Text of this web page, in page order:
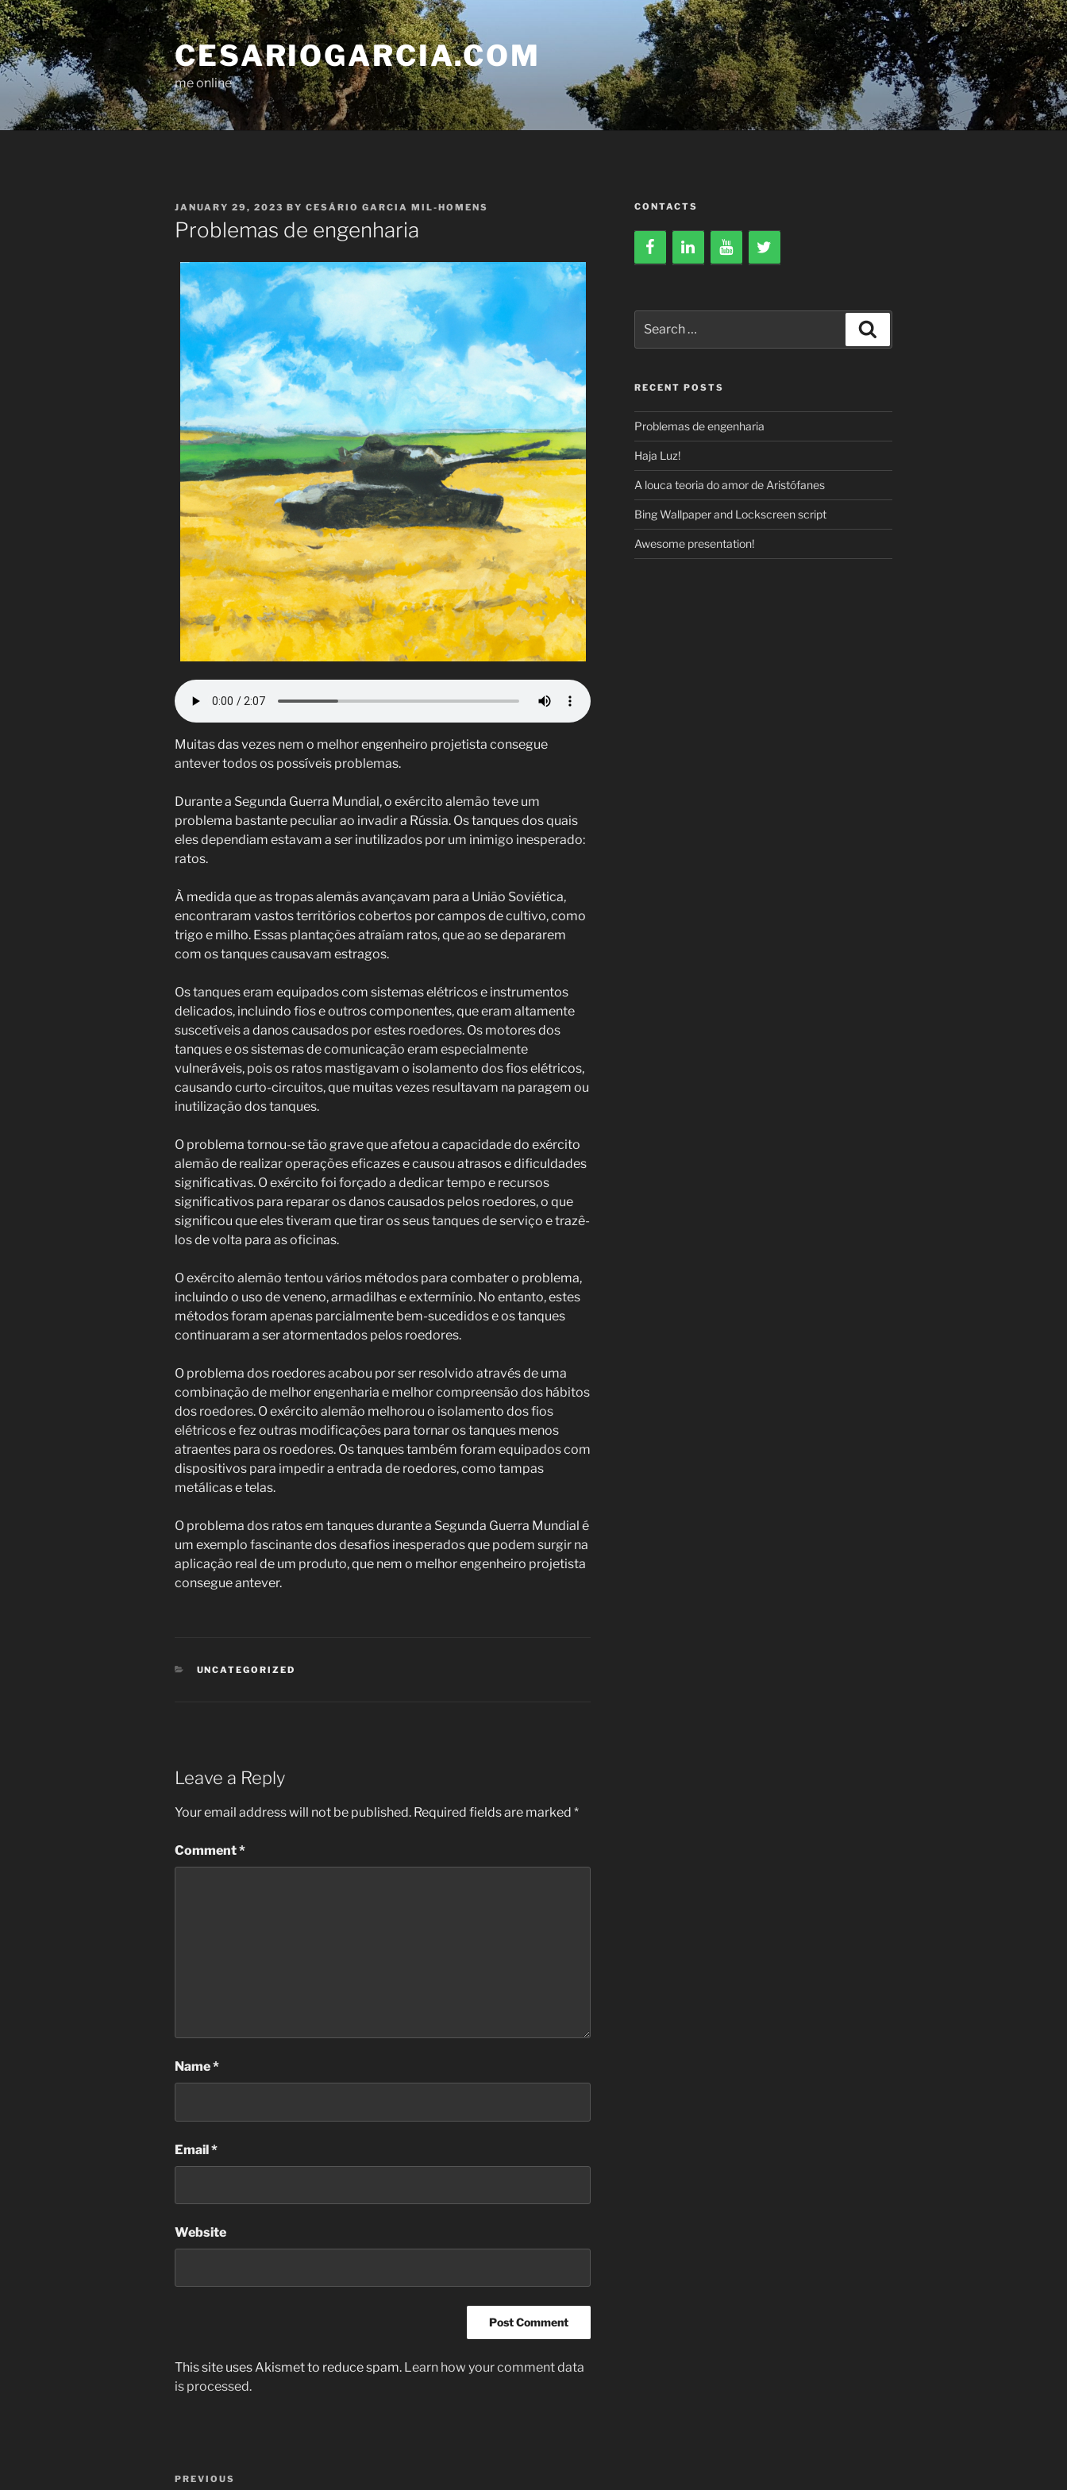
Skip
to
content
CESARIOGARCIA.COM
me online
POSTED
ON
JANUARY 29, 2023 BY CESÁRIO GARCIA MIL-HOMENS
Problemas de engenharia
Muitas das vezes nem o melhor engenheiro projetista consegue
antever todos os possíveis problemas.
Durante a Segunda Guerra Mundial, o exército alemão teve um
problema bastante peculiar ao invadir a Rússia. Os tanques dos quais
eles dependiam estavam a ser inutilizados por um inimigo inesperado:
ratos.
À medida que as tropas alemãs avançavam para a União Soviética,
encontraram vastos territórios cobertos por campos de cultivo, como
trigo e milho. Essas plantações atraíam ratos, que ao se depararem
com os tanques causavam estragos.
Os tanques eram equipados com sistemas elétricos e instrumentos
delicados, incluindo fios e outros componentes, que eram altamente
suscetíveis a danos causados por estes roedores. Os motores dos
tanques e os sistemas de comunicação eram especialmente
vulneráveis, pois os ratos mastigavam o isolamento dos fios elétricos,
causando curto-circuitos, que muitas vezes resultavam na paragem ou
inutilização dos tanques.
O problema tornou-se tão grave que afetou a capacidade do exército
alemão de realizar operações eficazes e causou atrasos e dificuldades
significativas. O exército foi forçado a dedicar tempo e recursos
significativos para reparar os danos causados pelos roedores, o que
significou que eles tiveram que tirar os seus tanques de serviço e trazê-
los de volta para as oficinas.
O exército alemão tentou vários métodos para combater o problema,
incluindo o uso de veneno, armadilhas e extermínio. No entanto, estes
métodos foram apenas parcialmente bem-sucedidos e os tanques
continuaram a ser atormentados pelos roedores.
O problema dos roedores acabou por ser resolvido através de uma
combinação de melhor engenharia e melhor compreensão dos hábitos
dos roedores. O exército alemão melhorou o isolamento dos fios
elétricos e fez outras modificações para tornar os tanques menos
atraentes para os roedores. Os tanques também foram equipados com
dispositivos para impedir a entrada de roedores, como tampas
metálicas e telas.
O problema dos ratos em tanques durante a Segunda Guerra Mundial é
um exemplo fascinante dos desafios inesperados que podem surgir na
aplicação real de um produto, que nem o melhor engenheiro projetista
consegue antever.
CATEGORIES
UNCATEGORIZED
Leave a Reply
Your email address will not be published. Required fields are marked *
Comment*
Name*
Email*
Website
This site uses Akismet to reduce spam. Learn how your comment data
is processed.
Post
Previous
PREVIOUS
CONTACTS
for:
RECENT POSTS
Problemas de engenharia
Haja Luz!
A louca teoria do amor de Aristófanes
Bing Wallpaper and Lockscreen script
Awesome presentation!